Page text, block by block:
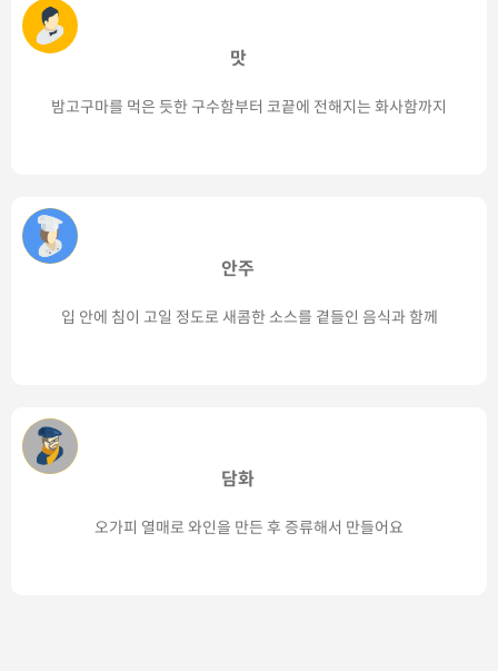
맛
밤고구마를 먹은 듯한 구수함부터 코끝에 전해지는 화사함까지
안주
입 안에 침이 고일 정도로 새콤한 소스를 곁들인 음식과 함께
담화
오가피 열매로 와인을 만든 후 증류해서 만들어요